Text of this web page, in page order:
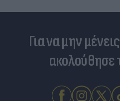
Για να μην
ακολούθησε